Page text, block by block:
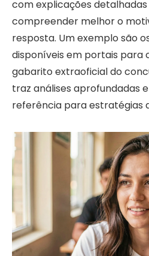
com explicações
compreender melhor o
resposta. Um exemplo são
disponíveis em portais para
gabarito extraoficial do
traz análises aprofundadas
referência para estratégias